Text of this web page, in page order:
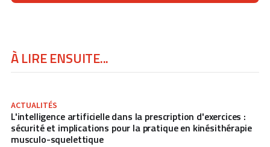
À LIRE ENSUITE...
ACTUALITÉS
L'intelligence artificielle dans la prescription d'exercices :
sécurité et implications pour la pratique en kinésithérapie
musculo-squelettique